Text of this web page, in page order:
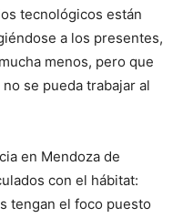
tecnológicos están
a los presentes,
menos, pero que
se pueda trabajar al
en Mendoza de
con el hábitat:
tengan el foco puesto